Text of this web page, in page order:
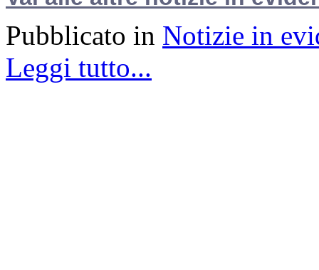
Pubblicato in Notizie in
Leggi tutto...